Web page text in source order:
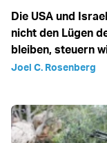
Die USA und
nicht den Lügen
bleiben, steuern
Joel C. Rosenberg